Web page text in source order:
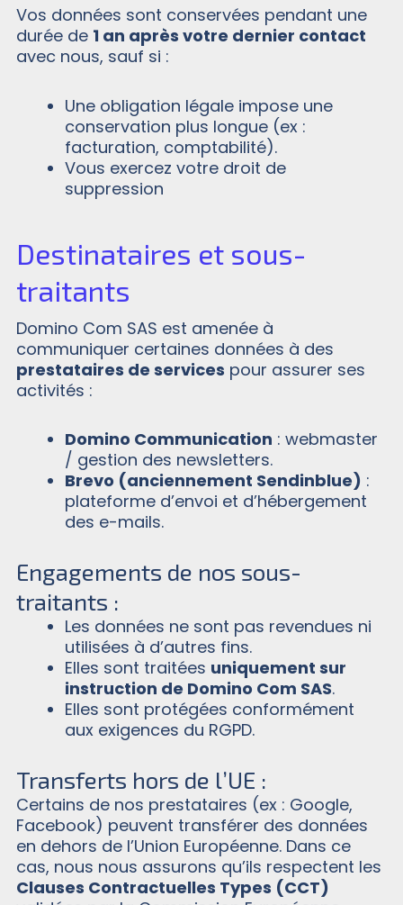
Vos données sont conservées pendant une
durée de 1 an après votre dernier contact
avec nous, sauf si :
Une obligation légale impose une
conservation plus longue (ex :
facturation, comptabilité).
Vous exercez votre droit de
suppression
Destinataires et sous-
traitants
Domino Com SAS est amenée à
communiquer certaines données à des
prestataires de services pour assurer ses
activités :
Domino Communication : webmaster
/ gestion des newsletters.
Brevo (anciennement Sendinblue) :
plateforme d’envoi et d’hébergement
des e-mails.
Engagements de nos sous-
traitants :
Les données ne sont pas revendues ni
utilisées à d’autres fins.
Elles sont traitées uniquement sur
instruction de Domino Com SAS.
Elles sont protégées conformément
aux exigences du RGPD.
Transferts hors de l’UE :
Certains de nos prestataires (ex : Google,
Facebook) peuvent transférer des données
en dehors de l’Union Européenne. Dans ce
cas, nous nous assurons qu’ils respectent les
Clauses Contractuelles Types (CCT)